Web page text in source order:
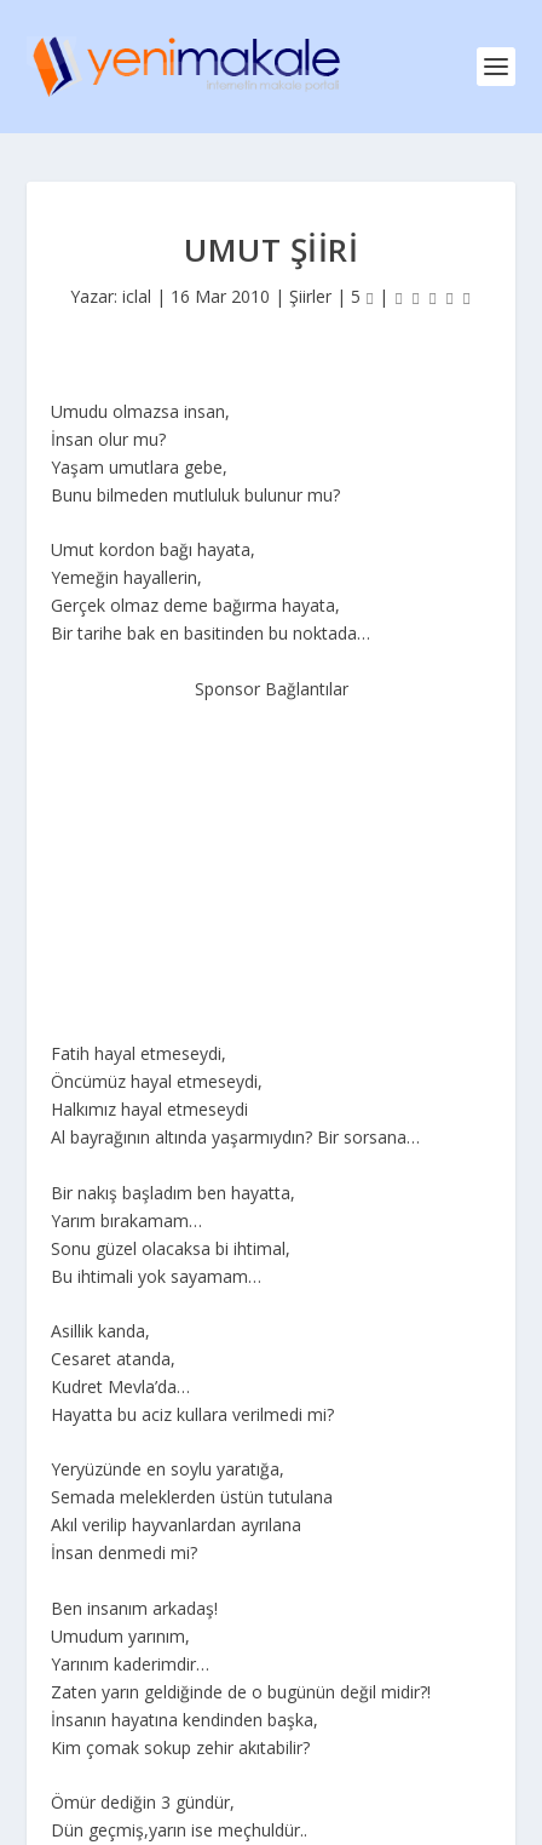
UMUT ŞIIRI
Yazar: iclal | 16 Mar 2010 | Şiirler| 5 |
Umudu olmazsa insan,
İnsan olur mu?
Yaşam umutlara gebe,
Bunu bilmeden mutluluk bulunur mu?
Umut kordon bağı hayata,
Yemeğin hayallerin,
Gerçek olmaz deme bağırma hayata,
Bir tarihe bak en basitinden bu noktada…
Sponsor Bağlantılar
Fatih hayal etmeseydi,
Öncümüz hayal etmeseydi,
Halkımız hayal etmeseydi
Al bayrağının altında yaşarmıydın? Bir sorsana…
Bir nakış başladım ben hayatta,
Yarım bırakamam…
Sonu güzel olacaksa bi ihtimal,
Bu ihtimali yok sayamam…
Asillik kanda,
Cesaret atanda,
Kudret Mevla’da…
Hayatta bu aciz kullara verilmedi mi?
Yeryüzünde en soylu yaratığa,
Semada meleklerden üstün tutulana
Akıl verilip hayvanlardan ayrılana
İnsan denmedi mi?
Ben insanım arkadaş!
Umudum yarınım,
Yarınım kaderimdir…
Zaten yarın geldiğinde de o bugünün değil midir?!
İnsanın hayatına kendinden başka,
Kim çomak sokup zehir akıtabilir?
Ömür dediğin 3 gündür,
Dün geçmiş,yarın ise meçhuldür..